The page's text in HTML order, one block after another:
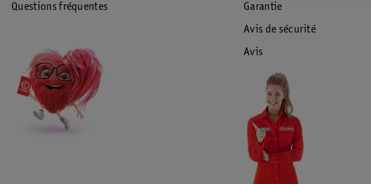
Questions fréquentes
Garantie
Avis de sécurité
Avis